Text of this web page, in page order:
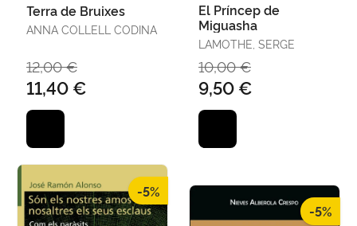
Terra de Bruixes
ANNA COLLELL CODINA
12,00 €
11,40 €
El Príncep de
Miguasha
LAMOTHE, SERGE
10,00 €
9,50 €
-5%
-5%